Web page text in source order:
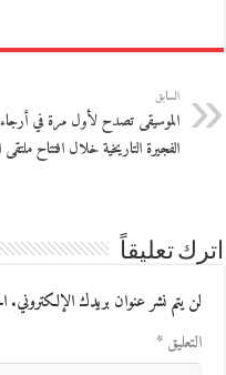
السابق
الموسيقى تصدح لأول مرة في
الفجيرة التاريخية خلال افتتاح ملتقى
اترك تعليقاً
لن يتم نشر عنوان بريدك الإلكتروني.
التعليق*